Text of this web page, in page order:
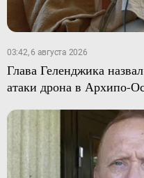
03:42, 6 августа 2026
Глава Геленджика
атаки дрона в Архипо-